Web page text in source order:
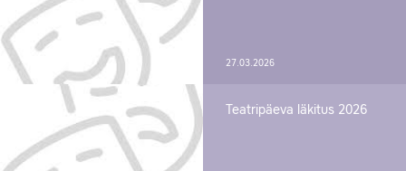
27.03.2026
Teatripäeva läkitus 2026